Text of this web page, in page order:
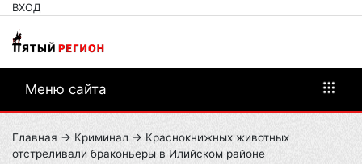
ВХОД
Меню сайта
Главная → Криминал → Краснокнижных животных
отстреливали браконьеры в Илийском районе